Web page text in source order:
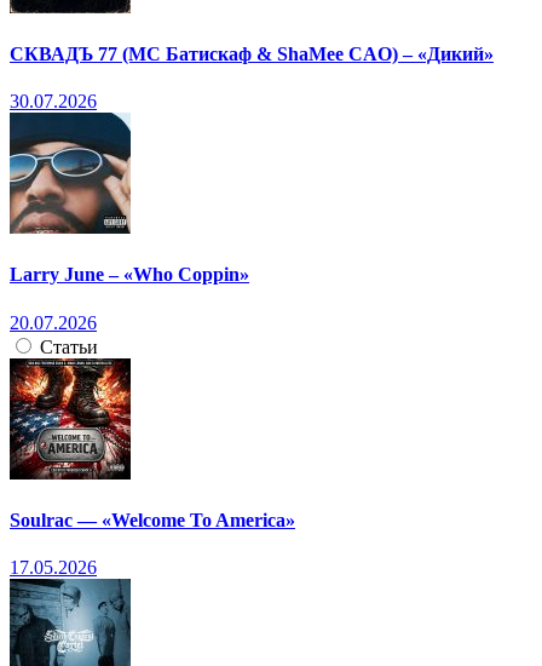
СКВАДЪ 77 (МС Батискаф & ShaMee CAO) – «Дикий»
30.07.2026
Larry June – «Who Coppin»
20.07.2026
Статьи
Soulrac — «Welcome To America»
17.05.2026